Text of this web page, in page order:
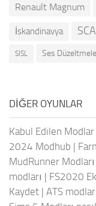
Renault Magnum
İskandinavya
SISL Ses
DIĞER OYUNLAR
Kabul Edilen Modlar
2024 Modhub |
MudRunner Modları
modları | FS2020
Kaydet | ATS